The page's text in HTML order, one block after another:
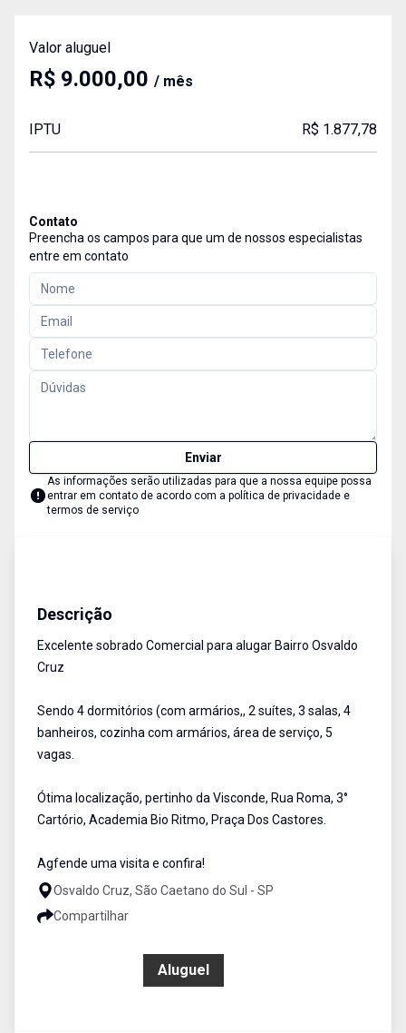
Valor aluguel
R$ 9.000,00 / mês
IPTU R$ 1.877,78
Contato
Preencha os campos para que um de nossos especialistas
entre em contato
Enviar
As informações serão utilizadas para que a nossa equipe possa
entrar em contato de acordo com a política de privacidade e
termos de serviço
Descrição
Excelente sobrado Comercial para alugar Bairro Osvaldo
Cruz
Sendo 4 dormitórios (com armários,, 2 suítes, 3 salas, 4
banheiros, cozinha com armários, área de serviço, 5
vagas.
Ótima localização, pertinho da Visconde, Rua Roma, 3°
Cartório, Academia Bio Ritmo, Praça Dos Castores.
Agfende uma visita e confira!
Osvaldo Cruz, São Caetano do Sul - SP
Compartilhar
Aluguel